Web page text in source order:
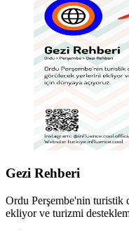
Gezi Rehberi
Ordu Perşembe'nin turistik
ekliyor ve turizmi